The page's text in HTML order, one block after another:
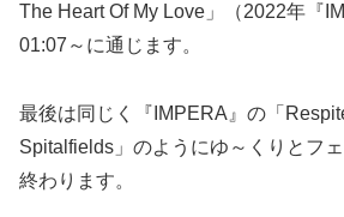
The Heart Of My Love」（2022年『
01:07～に通じます。
最後は同じく『IMPERA』の「
Spitalfields」のようにゆ～くりとフ
終わります。